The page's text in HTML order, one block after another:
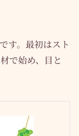
す。最初はスト
で始め、目と